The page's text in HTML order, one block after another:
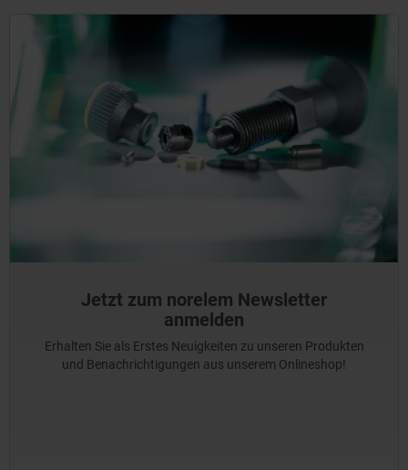
Jetzt zum norelem Newsletter
anmelden
Erhalten Sie als Erstes Neuigkeiten zu unseren Produkten
und Benachrichtigungen aus unserem Onlineshop!